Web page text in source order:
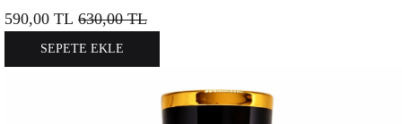
590,00 TL 630,00TL
SEPETE EKLE